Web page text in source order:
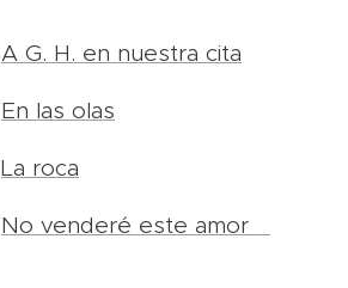
A G. H. en nuestra cita
En las olas
La roca
No venderé este amor